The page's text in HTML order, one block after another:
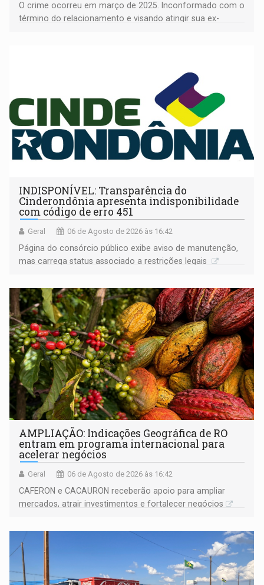
O crime ocorreu em março de 2025. Inconformado com o
término do relacionamento e visando atingir sua ex-
INDISPONÍVEL: Transparência do
Cinderondônia apresenta indisponibilidade
com código de erro 451
Geral 06 de Agosto de 2026 às 16:42
Página do consórcio público exibe aviso de manutenção,
mas carrega status associado a restrições legais
AMPLIAÇÃO: Indicações Geográfica de RO
entram em programa internacional para
acelerar negócios
Geral 06 de Agosto de 2026 às 16:42
CAFERON e CACAURON receberão apoio para ampliar
mercados, atrair investimentos e fortalecer negócios